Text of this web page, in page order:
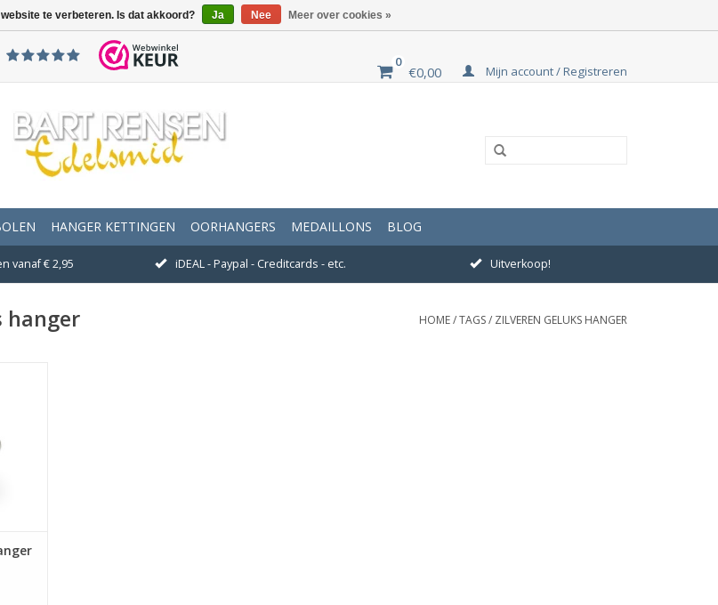
0
€0,00 Mijn account / Registreren
HANGER KETTINGEN OORHANGERS MEDAILLONS BLOG
vanaf € 2,95 iDEAL - Paypal - Creditcards - etc. Uitverkoop!
hanger HOME/TAGS/ ZILVEREN GELUKS HANGER
te verbeteren. Is dat akkoord? Ja Nee Meer over cookies »